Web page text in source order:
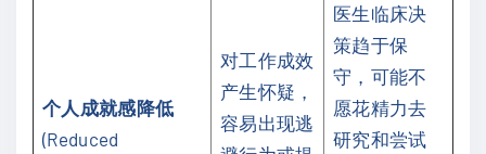
个人成就感降低
(Reduced
对工作成效
产生怀疑，
容易出现逃
医生临床决
策趋于保
守，可能不
愿花精力去
研究和尝试